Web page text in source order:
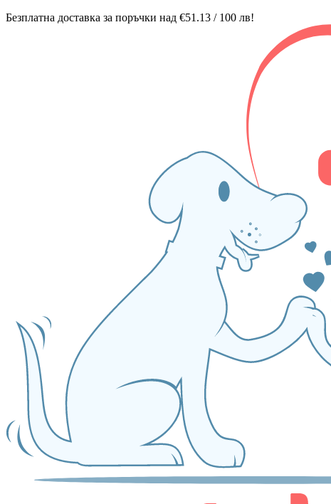
Безплатна доставка за поръчки над €51.13 / 100 лв!